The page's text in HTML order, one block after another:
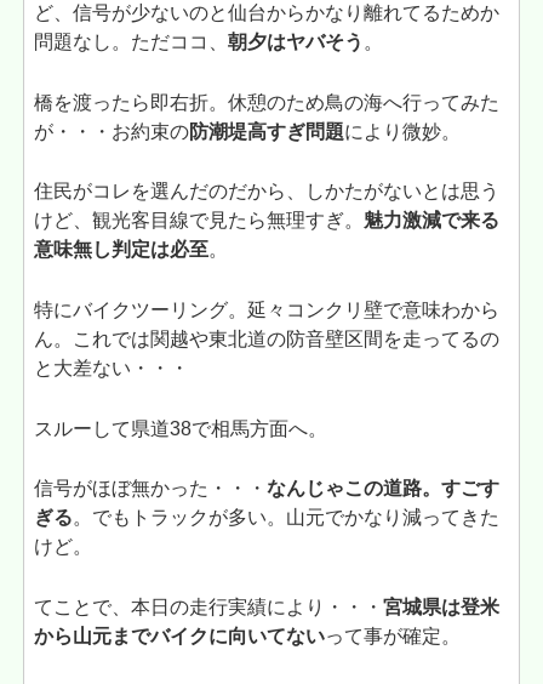
ど、信号が少ないのと仙台からかなり離れてるためか
問題なし。ただココ、朝夕はヤバそう 。
橋を渡ったら即右折。休憩のため鳥の海へ行ってみた
が・・・お約束の防潮堤高すぎ問題により微妙。
住民がコレを選んだのだから、しかたがないとは思う
けど、観光客目線で見たら無理すぎ。 魅力激減で来る
意味無し判定は必至。
特にバイクツーリング。延々コンクリ壁で意味わから
ん。これでは関越や東北道の防音壁区間を走ってるの
と大差ない・・・
スルーして県道38で相馬方面へ。
信号がほぼ無かった・・・なんじゃこの道路。すごす
ぎる。でもトラックが多い。山元でかなり減ってきた
けど。
てことで、本日の走行実績により・・・宮城県は登米
から山元までバイクに向いてないって事が確定。